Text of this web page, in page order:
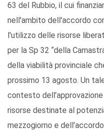
63 del Rubbio, il cui
nell'ambito dell'accordo
l'utilizzo delle risorse
per la Sp 32 “della
della viabilità provinciale
prossimo 13 agosto. Un
contesto
risorse destinate al
mezzogiorno e